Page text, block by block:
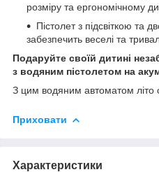
розміру та ергономічному
Пістолет з підсвіткою та
забезпечить веселі та
Подаруйте своїй дитині
з водяним пістолетом на
З цим водяним автоматом літо
Приховати
Характеристики